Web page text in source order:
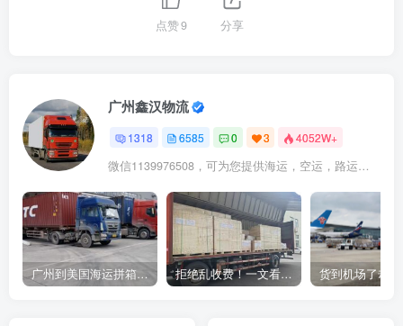
点赞9 分享
广州鑫汉物流
1318 6585 0 3 4052W+
微信1139976508，可为您提供海运，空运，路运，铁路运输
广州到美国海运拼箱多少钱？2024年最新运费构成+隐藏费用避坑指南 拒绝乱收费！一文看懂中国货代计费套路，教你避开所有隐形坑